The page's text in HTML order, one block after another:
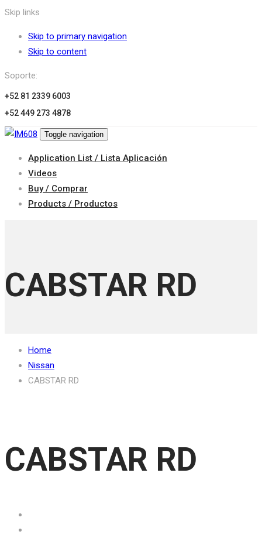
Skip links
Skip to primary navigation
Skip to content
Soporte:
+52 81 2339 6003
+52 449 273 4878
Toggle navigation
Application List / Lista Aplicación
Videos
Buy / Comprar
Products / Productos
CABSTAR RD
Home
Nissan
CABSTAR RD
CABSTAR RD